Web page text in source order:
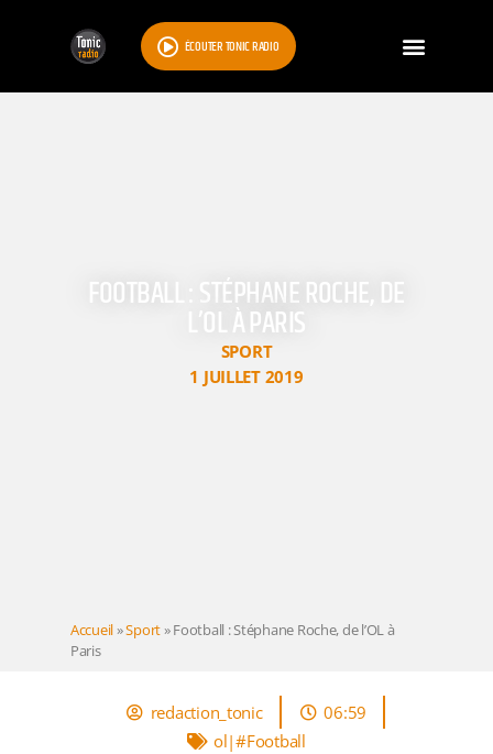
ÉCOUTER TONIC RADIO
FOOTBALL : STÉPHANE ROCHE, DE
L’OL À PARIS
SPORT
1 JUILLET 2019
Accueil»Sport»Football : Stéphane Roche, de l’OL à
Paris
redaction_tonic
06:59
ol|#Football